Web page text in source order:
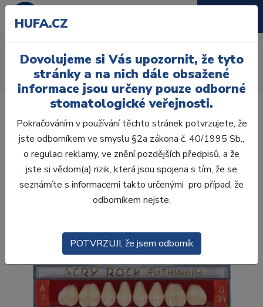
Úvod Zuby
AcryRock
AcryRock frontální D 6 ks I41, A4
HUFA.CZ
Dovolujeme si Vás upozornit, že tyto
stránky a na nich dále obsažené
informace jsou určeny pouze odborné
stomatologické veřejnosti.
Pokračováním v používání těchto stránek potvrzujete, že
jste odborníkem ve smyslu §2a zákona č. 40/1995 Sb.,
o regulaci reklamy, ve znění pozdějších předpisů, a že
jste si vědom(a) rizik, která jsou spojena s tím, že se
seznámíte s informacemi takto určenými pro případ, že
odborníkem nejste.
POTVRZUJI, že jsem odborník